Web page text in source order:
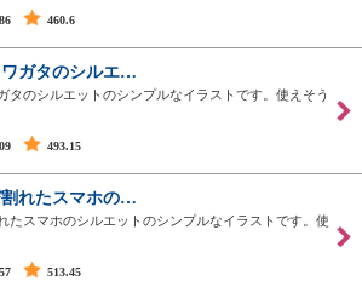
460.6
ガタのシルエ…
タのシルエットのシンプルなイラストです。使えそう
493.15
れたスマホの…
たスマホのシルエットのシンプルなイラストです。使
513.45